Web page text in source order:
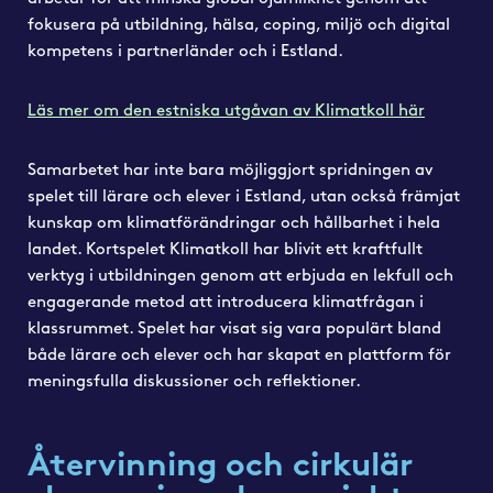
fokusera på utbildning, hälsa, coping, miljö och digital
kompetens i partnerländer och i Estland.
Läs mer om den estniska utgåvan av Klimatkoll här
Samarbetet har inte bara möjliggjort spridningen av
spelet till lärare och elever i Estland, utan också främjat
kunskap om klimatförändringar och hållbarhet i hela
landet. Kortspelet Klimatkoll har blivit ett kraftfullt
verktyg i utbildningen genom att erbjuda en lekfull och
engagerande metod att introducera klimatfrågan i
klassrummet. Spelet har visat sig vara populärt bland
både lärare och elever och har skapat en plattform för
meningsfulla diskussioner och reflektioner.
Återvinning och cirkulär